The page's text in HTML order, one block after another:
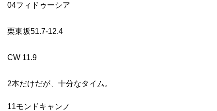
04フィドゥーシア
栗東坂51.7-12.4
CW 11.9
2本だけだが、十分なタイム。
11モンドキャンノ